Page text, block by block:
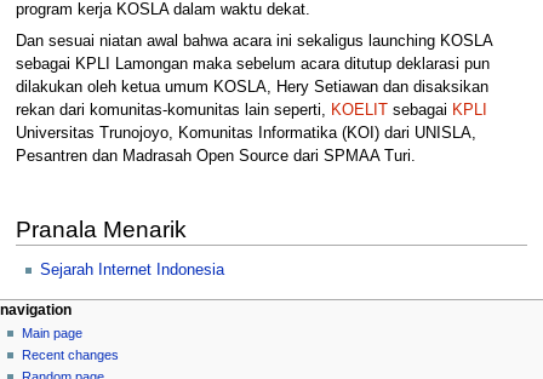
program kerja KOSLA dalam waktu dekat.
Dan sesuai niatan awal bahwa acara ini sekaligus launching KOSLA
sebagai KPLI Lamongan maka sebelum acara ditutup deklarasi pun
dilakukan oleh ketua umum KOSLA, Hery Setiawan dan disaksikan
rekan dari komunitas-komunitas lain seperti,
KOELITsebagai KPLI
Universitas Trunojoyo, Komunitas Informatika (KOI) dari UNISLA,
Pesantren dan Madrasah Open Source dari SPMAA Turi.
Pranala Menarik
Sejarah Internet Indonesia
N
a
v
page actions
page
discussion
read
personal tools
log
in
navigation
Main page
Recent changes